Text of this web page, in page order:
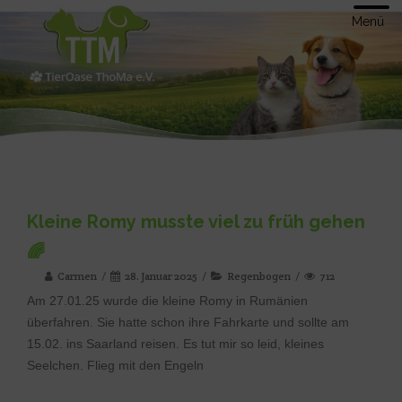
Menü
Kleine Romy musste viel zu früh gehen
🌈
Carmen 28. Januar 2025 Regenbogen 712
Am 27.01.25 wurde die kleine Romy in Rumänien
überfahren. Sie hatte schon ihre Fahrkarte und sollte am
15.02. ins Saarland reisen. Es tut mir so leid, kleines
Seelchen. Flieg mit den Engeln